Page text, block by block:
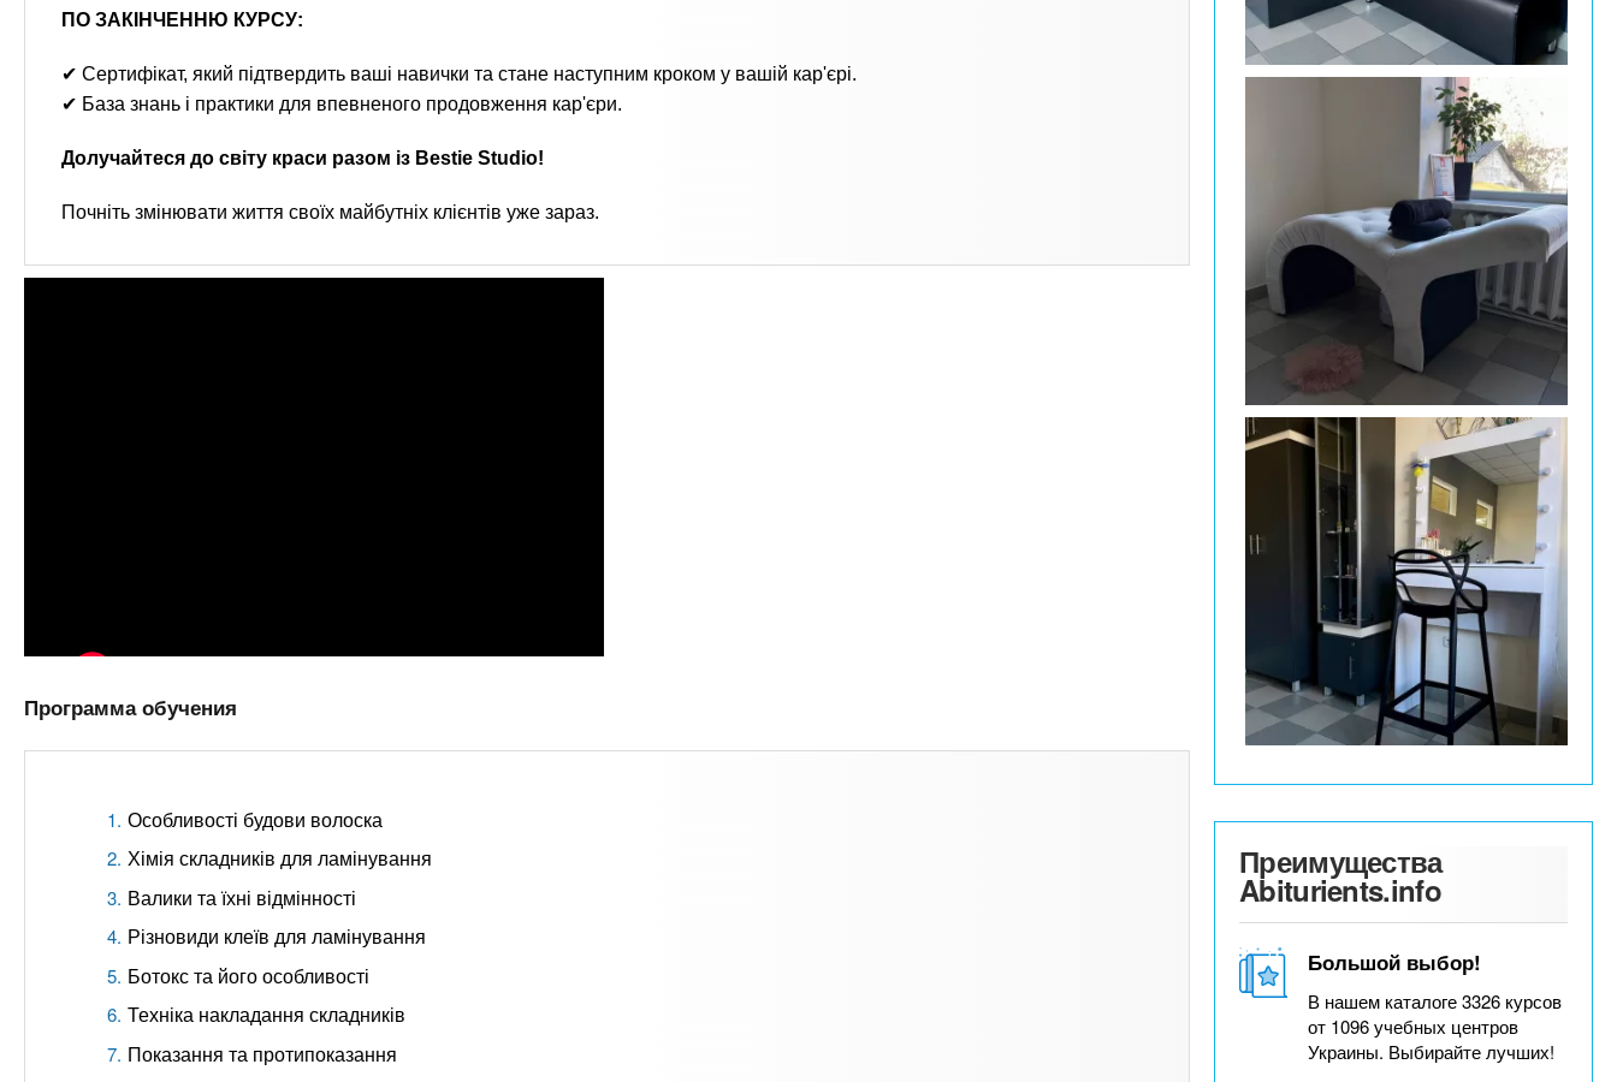
ПО ЗАКІНЧЕННЮ КУРСУ:
✔ Сертифікат, який підтвердить ваші навички та стане наступним кроком у вашій кар'єрі.
✔ База знань і практики для впевненого продовження кар'єри.
Долучайтеся до світу краси разом із Bestie Studio!
Почніть змінювати життя своїх майбутніх клієнтів уже зараз.
Программа обучения
Особливості будови волоска
Хімія складників для ламінування
Валики та їхні відмінності
Різновиди клеїв для ламінування
Ботокс та його особливості
Техніка накладання складників
Показання та протипоказання
Преимущества
Abiturients.info
Большой выбор!
В нашем каталоге 3326 курсов
от 1096 учебных центров
Украины. Выбирайте лучших!